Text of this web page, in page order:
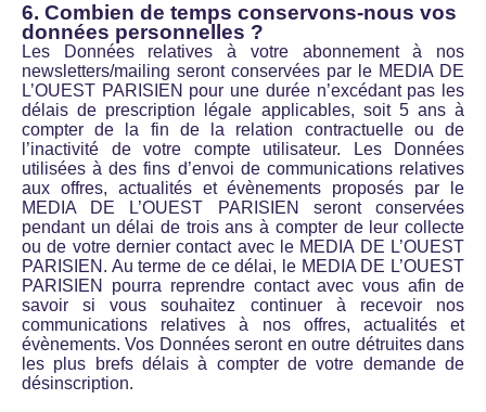
6. Combien de temps conservons-nous vos
données personnelles ?
Les Données relatives à votre abonnement à nos
newsletters/mailing seront conservées par le MEDIA DE
L’OUEST PARISIEN pour une durée n’excédant pas les
délais de prescription légale applicables, soit 5 ans à
compter de la fin de la relation contractuelle ou de
l’inactivité de votre compte utilisateur. Les Données
utilisées à des fins d’envoi de communications relatives
aux offres, actualités et évènements proposés par le
MEDIA DE L’OUEST PARISIEN seront conservées
pendant un délai de trois ans à compter de leur collecte
ou de votre dernier contact avec le MEDIA DE L’OUEST
PARISIEN. Au terme de ce délai, le MEDIA DE L’OUEST
PARISIEN pourra reprendre contact avec vous afin de
savoir si vous souhaitez continuer à recevoir nos
communications relatives à nos offres, actualités et
évènements. Vos Données seront en outre détruites dans
les plus brefs délais à compter de votre demande de
désinscription.